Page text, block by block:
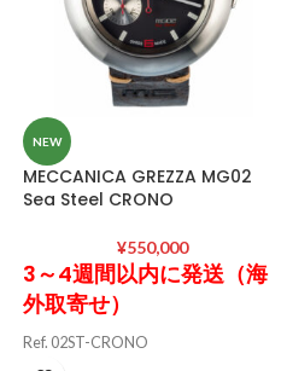
NEW
MECCANICA GREZZA MG02
Sea Steel CRONO
¥550,000
3～4週間以内に発送（海
外取寄せ）
Ref. 02ST-CRONO
ケース素材 AISI 316L ステンレスス